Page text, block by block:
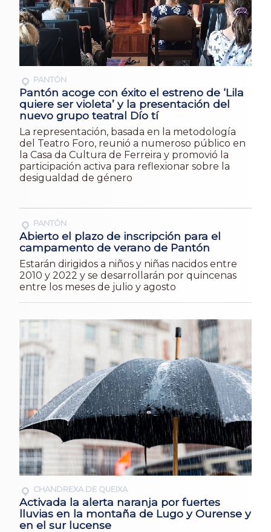
PANTÓN
Pantón acoge con éxito el estreno de ‘Lila
quiere ser violeta’ y la presentación del
nuevo grupo teatral Dío tí
La representación, basada en la metodología
del Teatro Foro, reunió a numeroso público en
la Casa da Cultura de Ferreira y promovió la
participación activa para reflexionar sobre la
desigualdad de género
PANTÓN
Abierto el plazo de inscripción para el
campamento de verano de Pantón
Estarán dirigidos a niños y niñas nacidos entre
2010 y 2022 y se desarrollarán por quincenas
entre los meses de julio y agosto
CHANDREXA DE QUEIXA
Activada la alerta naranja por fuertes
lluvias en la montaña de Lugo y Ourense y
en el sur lucense